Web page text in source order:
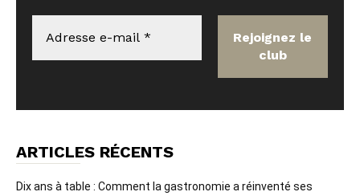
ARTICLES RÉCENTS
Dix ans à table : Comment la gastronomie a réinventé ses